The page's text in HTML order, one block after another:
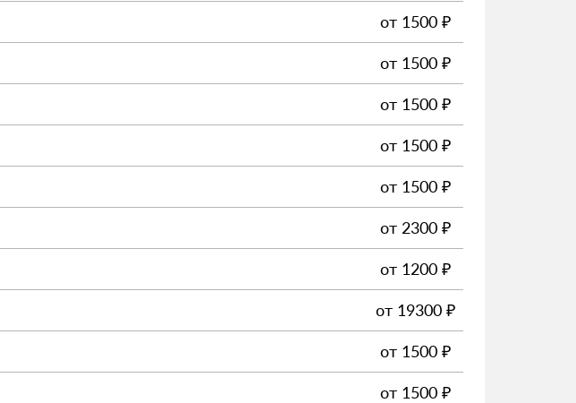
от 1500 ₽
от 1500 ₽
от 1500 ₽
от 1500 ₽
от 1500 ₽
от 2300 ₽
от 1200 ₽
от 19300 ₽
от 1500 ₽
от 1500 ₽